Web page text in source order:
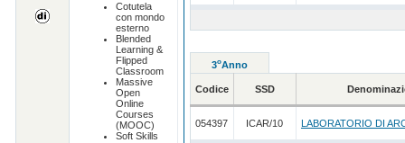
Cotutela
con mondo
esterno
Blended
Learning &
Flipped
Classroom
Massive
Open
Online
Courses
(MOOC)
Soft Skills
3oAnno
Codice SSD
054397 ICAR/10 LABORATORIO DI